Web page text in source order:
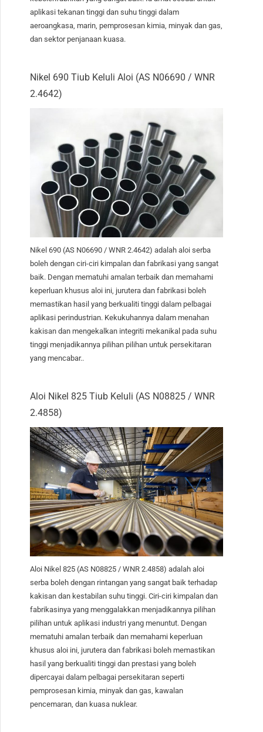
aplikasi tekanan tinggi dan suhu tinggi dalam
aeroangkasa, marin, pemprosesan kimia, minyak dan gas,
dan sektor penjanaan kuasa.
Nikel 690 Tiub Keluli Aloi (AS N06690 / WNR
2.4642)
Nikel 690 (AS N06690 / WNR 2.4642) adalah aloi serba
boleh dengan ciri-ciri kimpalan dan fabrikasi yang sangat
baik. Dengan mematuhi amalan terbaik dan memahami
keperluan khusus aloi ini, jurutera dan fabrikasi boleh
memastikan hasil yang berkualiti tinggi dalam pelbagai
aplikasi perindustrian. Kekukuhannya dalam menahan
kakisan dan mengekalkan integriti mekanikal pada suhu
tinggi menjadikannya pilihan pilihan untuk persekitaran
yang mencabar..
Aloi Nikel 825 Tiub Keluli (AS N08825 / WNR
2.4858)
Aloi Nikel 825 (AS N08825 / WNR 2.4858) adalah aloi
serba boleh dengan rintangan yang sangat baik terhadap
kakisan dan kestabilan suhu tinggi. Ciri-ciri kimpalan dan
fabrikasinya yang menggalakkan menjadikannya pilihan
pilihan untuk aplikasi industri yang menuntut. Dengan
mematuhi amalan terbaik dan memahami keperluan
khusus aloi ini, jurutera dan fabrikasi boleh memastikan
hasil yang berkualiti tinggi dan prestasi yang boleh
dipercayai dalam pelbagai persekitaran seperti
pemprosesan kimia, minyak dan gas, kawalan
pencemaran, dan kuasa nuklear.